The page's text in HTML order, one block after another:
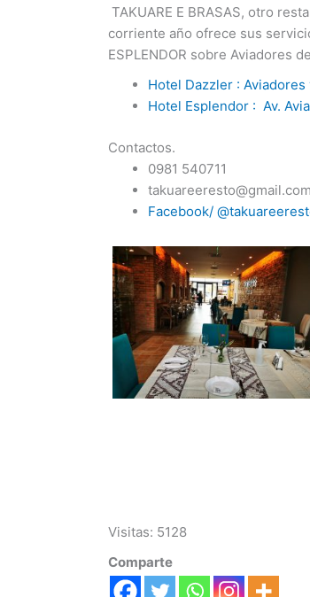
TAKUARE E BRASAS, otro
corriente año ofrece sus
ESPLENDOR sobre Aviadores
Hotel Dazzler :
Hotel Esplendor : Av.
Contactos.
0981 540711
takuareeresto@gmail.com
Facebook/
Visitas: 5128
Comparte